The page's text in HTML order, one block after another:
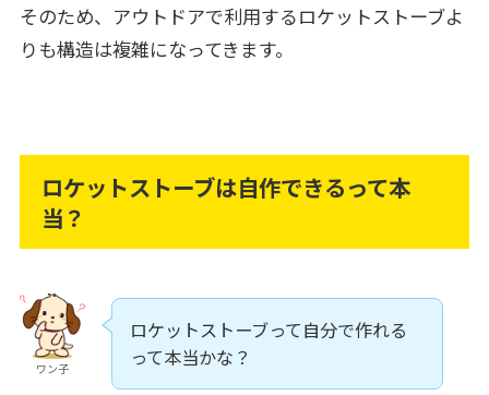
そのため、アウトドアで利用するロケットストーブよ
りも構造は複雑になってきます。
ロケットストーブは自作できるって本
当？
ワン子
ロケットストーブって自分で作れる
って本当かな？